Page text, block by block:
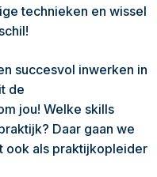
technieken en wissel
succesvol inwerken in
de
jou! Welke skills
Daar gaan we
ook als praktijkopleider